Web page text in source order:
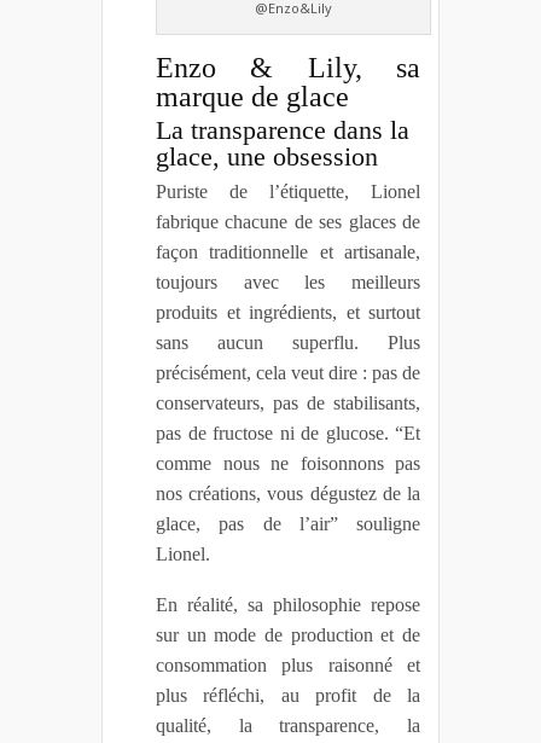
@Enzo&Lily
Enzo & Lily, sa
marque de glace
La transparence dans la
glace, une obsession
Puriste de l’étiquette, Lionel
fabrique chacune de ses glaces de
façon traditionnelle et artisanale,
toujours avec les meilleurs
produits et ingrédients, et surtout
sans aucun superflu. Plus
précisément, cela veut dire : pas de
conservateurs, pas de stabilisants,
pas de fructose ni de glucose. “Et
comme nous ne foisonnons pas
nos créations, vous dégustez de la
glace, pas de l’air” souligne
Lionel.
En réalité, sa philosophie repose
sur un mode de production et de
consommation plus raisonné et
plus réfléchi, au profit de la
qualité, la transparence, la